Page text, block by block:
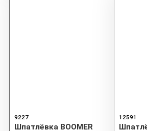
9227
Шпатлёвка BOOMER
12591